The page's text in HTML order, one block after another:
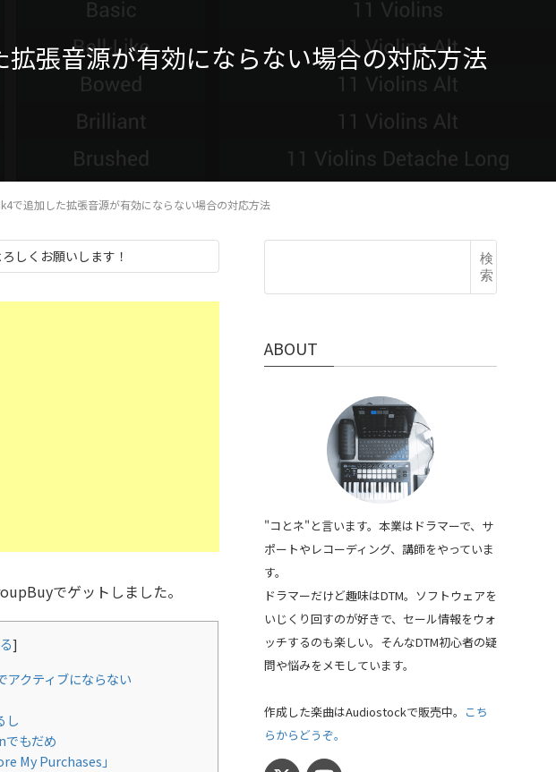
張音源が有効にならない場合の対応方法
で追加した拡張音源が有効にならない場合の対応方法
しくお願いします！
でゲットしました。
]
クティブにならない
し
もだめ
My Purchases」
検
索
ABOUT
"コとネ"と言います。本業はドラマーで、サ
ポートやレコーディング、講師をやっていま
す。
ドラマーだけど趣味はDTM。ソフトウェアを
いじくり回すのが好きで、セール情報をウォ
ッチするのも楽しい。そんなDTM初心者の疑
問や悩みをメモしています。
作成した楽曲はAudiostockで販売中。 こち
らからどうぞ。